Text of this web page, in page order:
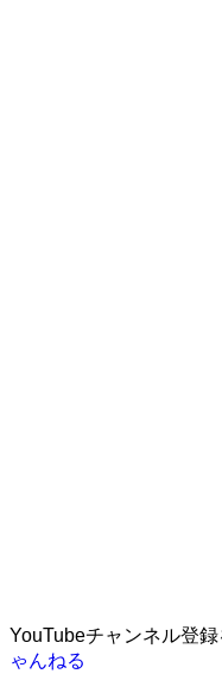
YouTubeチャンネル登
ゃんねる